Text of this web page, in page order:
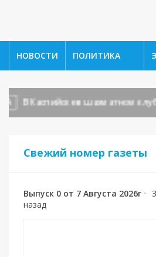
НОВОСТИ ПОЛИТИКА
В Каспийске в шахматном клубе
Свежий номер газеты
Выпуск 0 от 7 Августа 2026г •
назад